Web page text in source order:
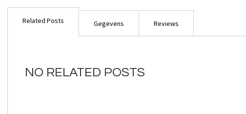
gallerij
Related Posts
NO RELATED POSTS
Gegevens Reviews